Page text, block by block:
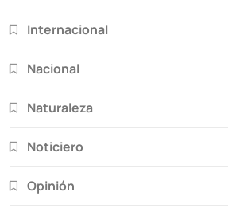
Internacional
Nacional
Naturaleza
Noticiero
Opinión